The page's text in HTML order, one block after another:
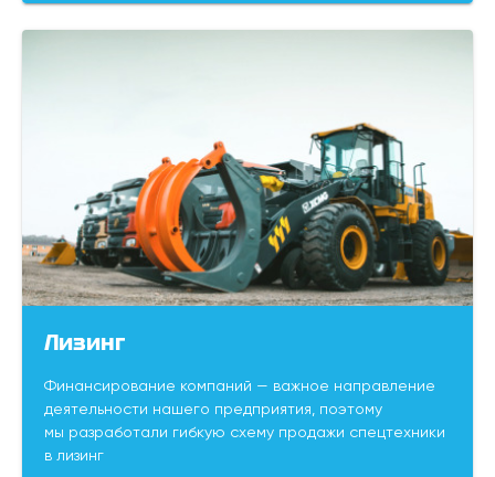
Лизинг
Финансирование компаний — важное направление
деятельности нашего предприятия, поэтому
мы разработали гибкую схему продажи спецтехники
в лизинг